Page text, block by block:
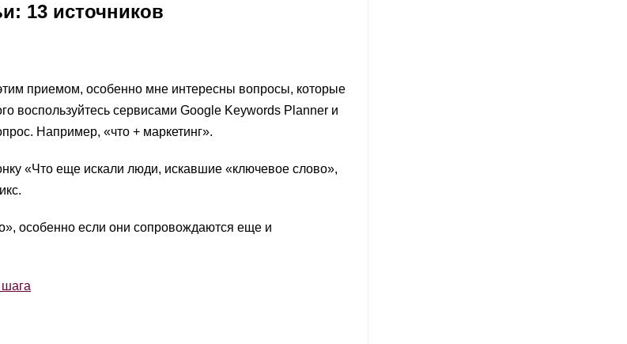
13 источников
приемом, особенно мне интересны вопросы, которые
воспользуйтесь сервисами Google Keywords Planner и
Например, «что + маркетинг».
«Что еще искали люди, искавшие «ключевое слово»,
особенно если они сопровождаются еще и
шага